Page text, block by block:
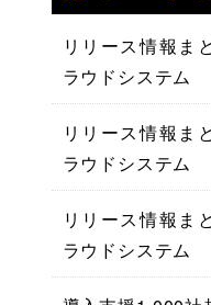
リリース情報ま
ラウドシステム
リリース情報ま
ラウドシステム
リリース情報ま
ラウドシステム